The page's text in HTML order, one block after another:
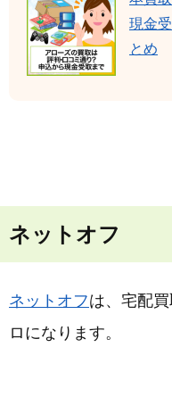
現金
とめ
ネットオフ
ネットオフは、宅配
ロになります。